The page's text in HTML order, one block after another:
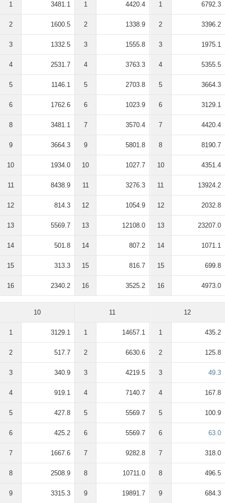
1 3481.1
2 1600.5
3 1332.5
4 2531.7
5 1146.1
6 1762.6
8 3481.1
9 3664.3
10 1934.0
11 8438.9
12 814.3
13 5569.7
14 501.8
15 313.3
16 2340.2
1 4420.4
2 1338.9
3 1555.8
4 3763.3
5 2703.8
6 1023.9
7 3570.4
9 5801.8
10 1027.7
11 3276.3
12 1054.9
13 12108.0
14 807.2
15 816.7
16 3525.2
1 6792.3
2 3396.2
3 1975.1
4 5355.5
5 3664.3
6 3129.1
7 4420.4
8 8190.7
10 4351.4
11 13924.2
12 2032.8
13 23207.0
14 1071.1
15 699.8
16 4973.0
10
1 3129.1
2 517.7
3 340.9
4 919.1
5 427.8
6 425.2
7 1667.6
8 2508.9
9 3315.3
11
1 14657.1
2 6630.6
3 4219.5
4 7140.7
5 5569.7
6 5569.7
7 9282.8
8 10711.0
9 19891.7
12
1 435.2
2 125.8
3 49.3
4 167.8
5 100.9
6 63.0
7 318.0
8 496.5
9 684.3